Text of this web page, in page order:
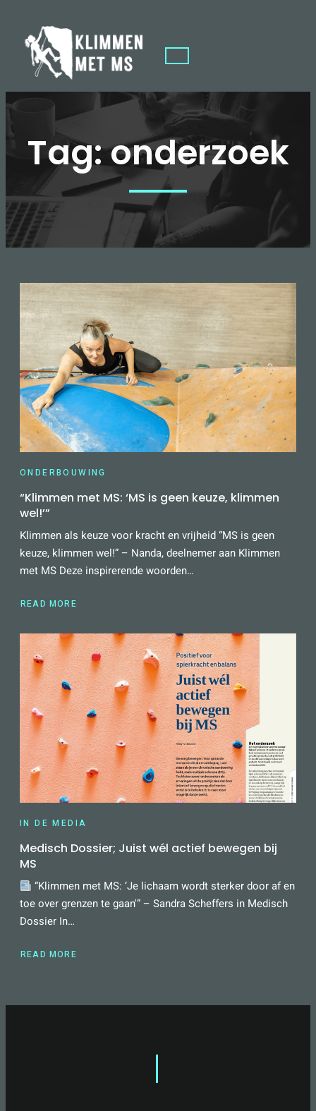
Tag:onderzoek
ONDERBOUWING
“Klimmen met MS: ‘MS is geen keuze, klimmen
wel!’”
Klimmen als keuze voor kracht en vrijheid “MS is geen
keuze, klimmen wel!” – Nanda, deelnemer aan Klimmen
met MS Deze inspirerende woorden…
READ MORE
ABOUT
MET
MS:
‘MS
IS
GEEN
KEUZE,
KLIMMEN
WEL!’”
IN DE MEDIA
Medisch Dossier; Juist wél actief bewegen bij
MS
“Klimmen met MS: ‘Je lichaam wordt sterker door af en
toe over grenzen te gaan'” – Sandra Scheffers in Medisch
Dossier In…
READ MORE
ABOUT